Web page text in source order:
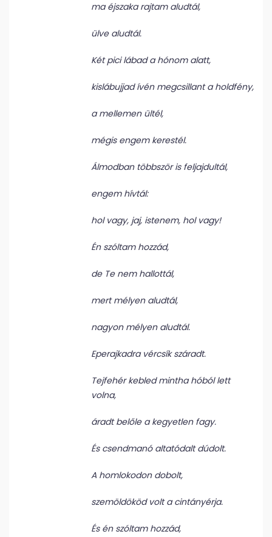
ma éjszaka rajtam aludtál,
ülve aludtál.
Két pici lábad a hónom alatt,
kislábujjad ívén megcsillant a holdfény,
a mellemen ültél,
mégis engem kerestél.
Álmodban többször is feljajdultál,
engem hívtál:
hol vagy, jaj, istenem, hol vagy!
Én szóltam hozzád,
de Te nem hallottál,
mert mélyen aludtál,
nagyon mélyen aludtál.
Eperajkadra vércsík száradt.
Tejfehér kebled mintha hóból lett
volna,
áradt belőle a kegyetlen fagy.
És csendmanó altatódalt dúdolt.
A homlokodon dobolt,
szemöldököd volt a cintányérja.
És én szóltam hozzád,